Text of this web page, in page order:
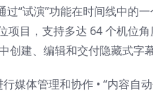
“试演”功能在时间线中的
目，支持多达 64 个机位角
创建、编辑和交付隐藏式字
媒体管理和协作 • “内容自